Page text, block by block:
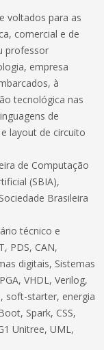
voltados para as
comercial e de
professor
empresa
à
tecnológica nas
de
layout de circuito
de Computação
(SBIA),
Brasileira
técnico e
PDS, CAN,
digitais, Sistemas
VHDL, Verilog,
soft-starter, energia
Spark, CSS,
Unitree, UML,